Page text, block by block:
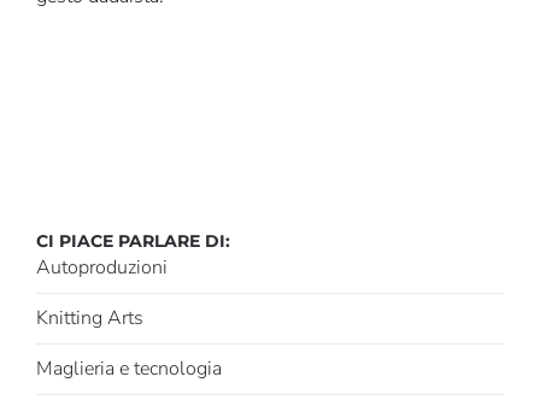
CI PIACE PARLARE DI:
Autoproduzioni
Knitting Arts
Maglieria e tecnologia